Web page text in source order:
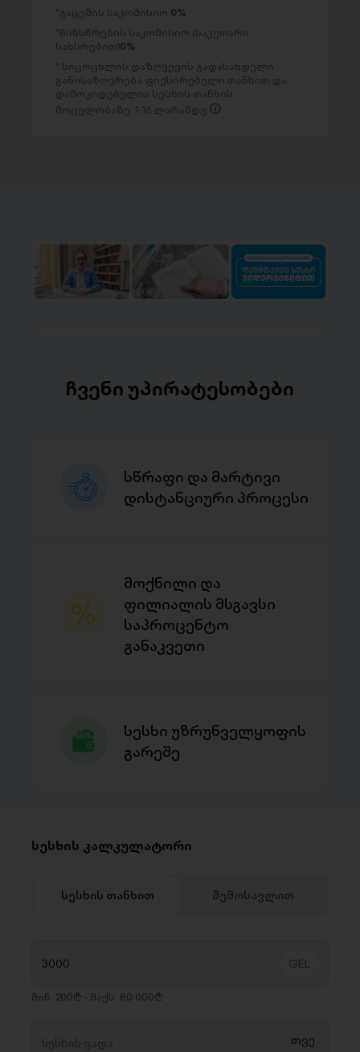
გაცემის საკომისიო 0%
წინსწრების საკომისიო (საკუთარი
სახსრებით)0%
სიცოცხლის დაზღვევის გადასახდელი
განისაზღვრება ფიქსირებული თანხით და
დამოკიდებულია სესხის თანხის
მოცულობაზე: 1-16 ლარამდე
ჩვენი უპირატესობები
სწრაფი და მარტივი
დისტანციური პროცესი
მოქნილი და
ფილიალის მსგავსი
საპროცენტო
განაკვეთი
სესხი უზრუნველყოფის
გარეშე
სესხის კალკულატორი
სესხის თანხით შემოსავლით
მინ. 200₾ - მაქს. 80 000₾